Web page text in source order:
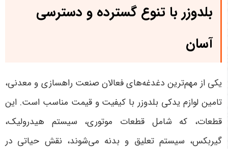
بلدوزر با تنوع گسترده و دسترسی
آسان
یکی از مهم‌ترین دغدغه‌های فعالان صنعت راهسازی و معدنی،
تامین لوازم یدکی بلدوزر با کیفیت و قیمت مناسب است. این
قطعات، که شامل قطعات موتوری، سیستم هیدرولیک،
گیربکس، سیستم تعلیق و بدنه می‌شوند، نقش حیاتی در